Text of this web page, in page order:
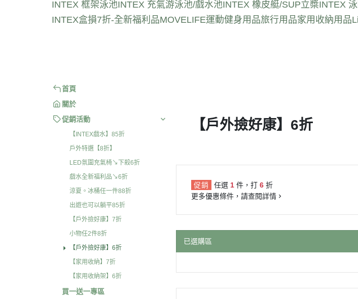
INTEX 框架泳池INTEX 充氣游泳池/戲水池INTEX 橡皮艇/SUP立槳INTEX
INTEX盒損7折-全新福利品MOVELIFE運動健身用品旅行用品家用收納用品
首頁
關於
促銷活動
【INTEX戲水】85折
戶外特選【8折】
LED氛圍充氣椅↘下殺6折
戲水全新福利品↘6折
涼夏。冰桶任一件88折
出遊也可以躺平85折
【戶外撿好康】7折
小物任2件8折
【戶外撿好康】6折
【家用收納】7折
【家用收納架】6折
買一送一專區
【戶外撿好康】6折
促銷 任選 1 件，打 6 折
更多優惠條件，請查閱詳情
已選購區